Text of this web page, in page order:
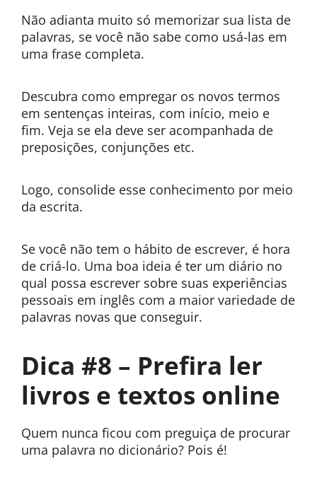
Não adianta muito só memorizar sua lista de
palavras, se você não sabe como usá-las em
uma frase completa.
Descubra como empregar os novos termos
em sentenças inteiras, com início, meio e
fim. Veja se ela deve ser acompanhada de
preposições, conjunções etc.
Logo, consolide esse conhecimento por meio
da escrita.
Se você não tem o hábito de escrever, é hora
de criá-lo. Uma boa ideia é ter um diário no
qual possa escrever sobre suas experiências
pessoais em inglês com a maior variedade de
palavras novas que conseguir.
Dica #8 – Prefira ler
livros e textos online
Quem nunca ficou com preguiça de procurar
uma palavra no dicionário? Pois é!